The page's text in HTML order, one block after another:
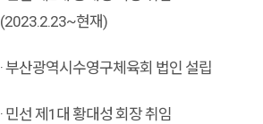
(2023.2.23~현재)
· 부산광역시수영구체육회 법인 설립
· 민선 제1대 황대성 회장 취임